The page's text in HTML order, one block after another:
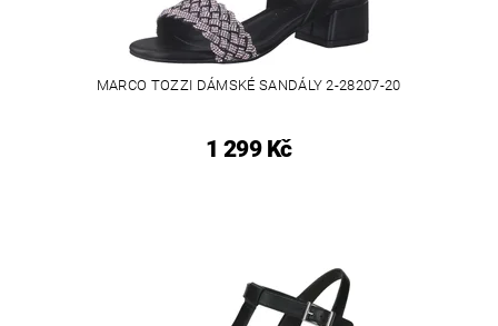
MARCO TOZZI DÁMSKÉ SANDÁLY 2-28207-20
1 299 Kč